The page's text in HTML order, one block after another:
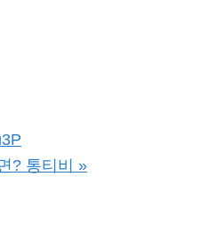
? 통티비 »